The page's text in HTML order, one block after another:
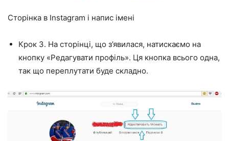
Сторінка в Instagram і напис імені
Крок 3. На сторінці, що з’явилася, натискаємо на
кнопку «Редагувати профіль». Ця кнопка всього одна,
так що переплутати буде складно.